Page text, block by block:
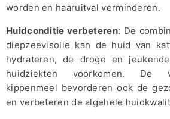
worden en haaruitval verminderen.
Huidconditie verbeteren: De
diepzeevisolie kan de huid van
hydrateren, de droge en
huidziekten voorkomen. De
kippenmeel bevorderen ook de
en verbeteren de algehele